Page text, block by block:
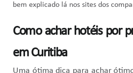
bem explicado lá nos sites dos
Como achar hotéis por
em Curitiba
Uma ótima dica para achar